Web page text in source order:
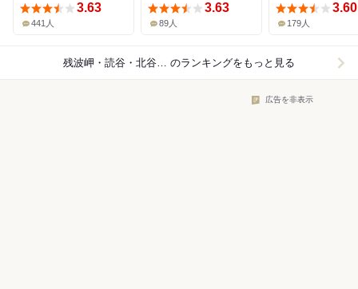
3.63
441人
3.63
89人
3.60
179人
残波岬・読谷・北谷×レストラン のランキングをもっと見る
広告を非表示